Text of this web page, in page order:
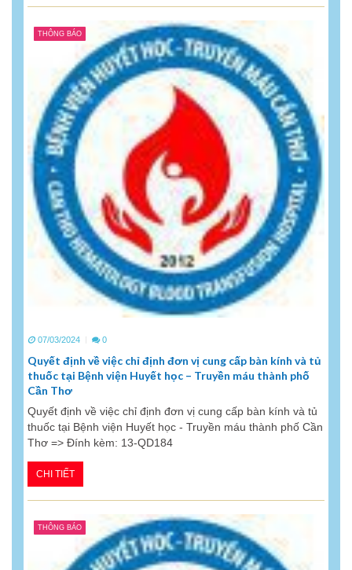
THÔNG BÁO
07/03/2024 0
Quyết định về việc chỉ định đơn vị cung cấp bàn kính và tủ
thuốc tại Bệnh viện Huyết học – Truyền máu thành phố
Cần Thơ
Quyết định về việc chỉ định đơn vị cung cấp bàn kính và tủ
thuốc tại Bệnh viện Huyết học - Truyền máu thành phố Cần
Thơ => Đính kèm: 13-QD184
CHI TIẾT
THÔNG BÁO